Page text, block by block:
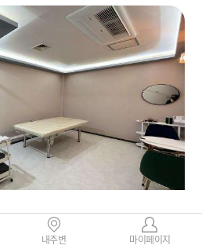
1020
내주변 마이페이지